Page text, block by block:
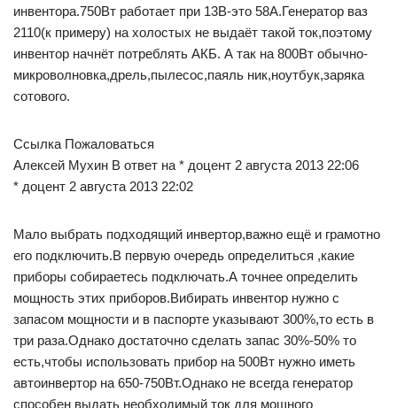
инвентора.750Вт работает при 13В-это 58А.Генератор ваз
2110(к примеру) на холостых не выдаёт такой ток,поэтому
инвентор начнёт потреблять АКБ. А так на 800Вт обычно-
микроволновка,дрель,пылесос,паяль ник,ноутбук,заряка
сотового.
Ссылка Пожаловаться
Алексей Мухин В ответ на * доцент 2 августа 2013 22:06
* доцент 2 августа 2013 22:02
Мало выбрать подходящий инвертор,важно ещё и грамотно
его подключить.В первую очередь определиться ,какие
приборы собираетесь подключать.А точнее определить
мощность этих приборов.Вибирать инвентор нужно с
запасом мощности и в паспорте указывают 300%,то есть в
три раза.Однако достаточно сделать запас 30%-50% то
есть,чтобы использовать прибор на 500Вт нужно иметь
автоинвертор на 650-750Вт.Однако не всегда генератор
способен выдать необходимый ток для мощного